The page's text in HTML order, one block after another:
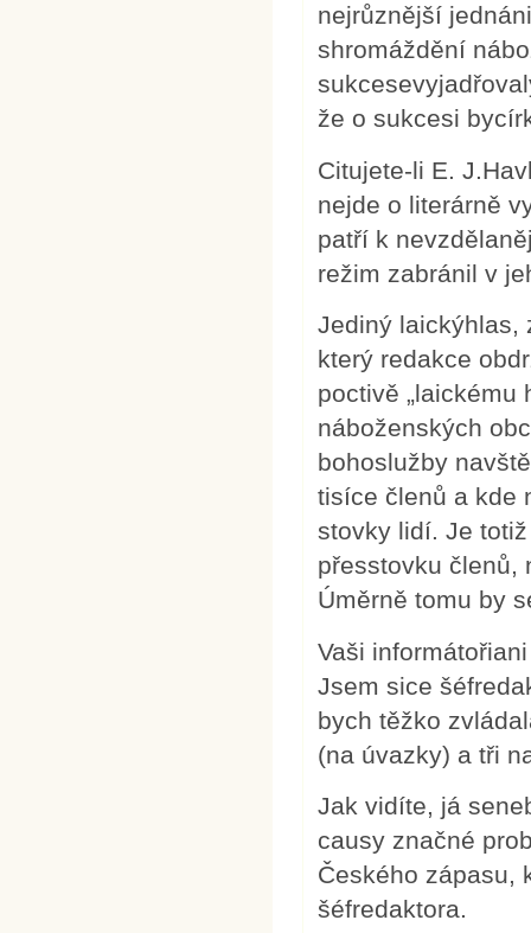
nejrůznější
shromáždění
že o sukcesi
Citujete-li E.
nejde o literárně
patří k
režim zabránil v
Jediný laickýhlas,
který redakce
poctivě „laickému
náboženských
bohoslužby
tisíce členů a kde
stovky lidí. Je
přesstovku členů,
Úměrně tomu by
Vaši
Jsem sice
bych těžko
(na úvazky) a tři
Jak vidíte, já
causy značné
Českého zápasu,
šéfredaktora.